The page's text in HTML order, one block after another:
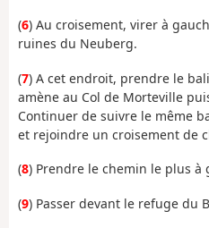
(6) Au croisement, virer à
ruines du Neuberg.
(7) A cet endroit, prendre le
amène au Col de Morteville
Continuer de suivre le même
et rejoindre un croisement de
(8) Prendre le chemin le plus à
(9) Passer devant le refuge du